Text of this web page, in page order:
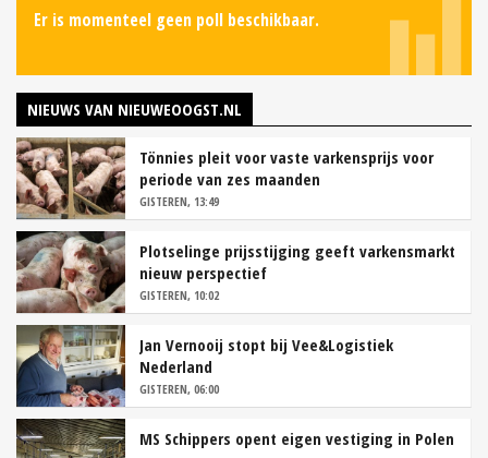
Er is momenteel geen poll beschikbaar.
NIEUWS VAN NIEUWEOOGST.NL
Tönnies pleit voor vaste varkensprijs voor
periode van zes maanden
GISTEREN, 13:49
Plotselinge prijsstijging geeft varkensmarkt
nieuw perspectief
GISTEREN, 10:02
Jan Vernooij stopt bij Vee&Logistiek
Nederland
GISTEREN, 06:00
MS Schippers opent eigen vestiging in Polen